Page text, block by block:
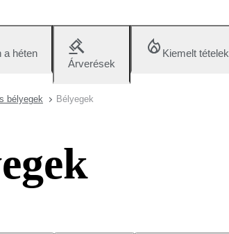
a héten
Árverések
Kiemelt tételek
bélyegek Bélyegek